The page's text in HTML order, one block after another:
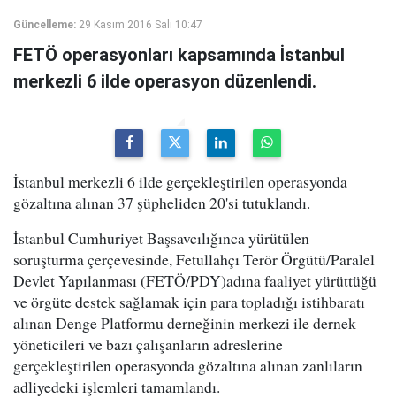
Güncelleme: 29 Kasım 2016 Salı 10:47
FETÖ operasyonları kapsamında İstanbul
merkezli 6 ilde operasyon düzenlendi.
İstanbul merkezli 6 ilde gerçekleştirilen operasyonda
gözaltına alınan 37 şüpheliden 20'si tutuklandı.
İstanbul Cumhuriyet Başsavcılığınca yürütülen
soruşturma çerçevesinde, Fetullahçı Terör Örgütü/Paralel
Devlet Yapılanması (FETÖ/PDY)adına faaliyet yürüttüğü
ve örgüte destek sağlamak için para topladığı istihbaratı
alınan Denge Platformu derneğinin merkezi ile dernek
yöneticileri ve bazı çalışanların adreslerine
gerçekleştirilen operasyonda gözaltına alınan zanlıların
adliyedeki işlemleri tamamlandı.